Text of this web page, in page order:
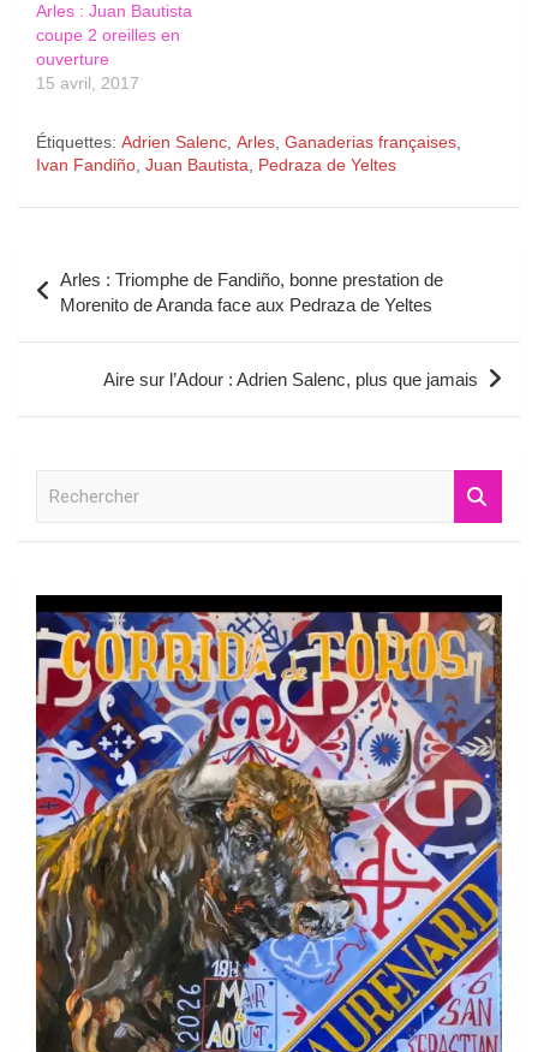
Arles : Juan Bautista
coupe 2 oreilles en
ouverture
15 avril, 2017
Étiquettes: Adrien Salenc, Arles, Ganaderias françaises,
Ivan Fandiño, Juan Bautista, Pedraza de Yeltes
de
l’article
Arles : Triomphe de Fandiño, bonne prestation de
Morenito de Aranda face aux Pedraza de Yeltes
Aire sur l’Adour : Adrien Salenc, plus que jamais
r
c
h
e
r